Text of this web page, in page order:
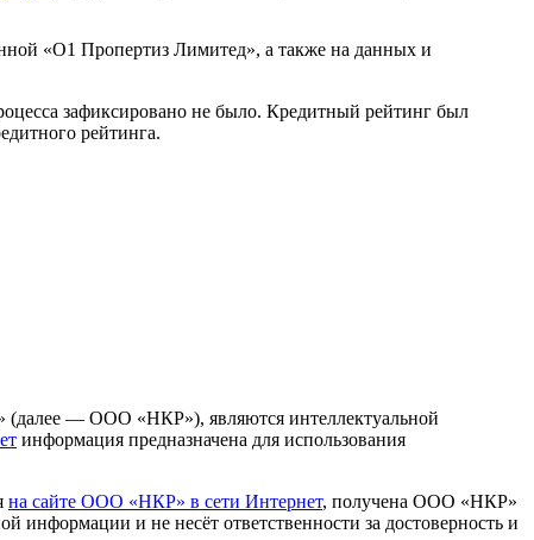
«О1 Пропертиз Лимитед», а также на данных и
зафиксировано не было. Кредитный рейтинг был
рейтинга.
(далее — ООО «НКР»), являются интеллектуальной
информация предназначена для использования
на сайте ООО «НКР» в сети Интернет, получена ООО «НКР»
и не несёт ответственности за достоверность и